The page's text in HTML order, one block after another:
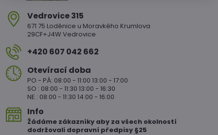
Vedrovice 315
671 75 Loděnice u Moravkého Krumlova
29CF+J4W Vedrovice
+420 607 042 662
Otevírací doba
PO - PÁ: 08:00 - 11:00 13:00 - 17:00
SO : 08:00 - 11:30 13:00 - 16:30
NE : 08:00 - 11:30 14:00 - 16:00
Info
Žádáme zákazníky aby za všech okolností
dodržovali dopravní předpisy §25